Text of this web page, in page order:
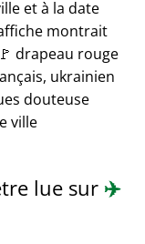
et à la date
montrait
drapeau rouge
ukrainien
douteuse
ville
lue sur ✈️